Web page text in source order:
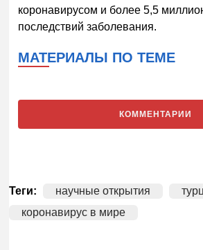
коронавирусом и более 5,5
последствий заболевания.
МАТЕРИАЛЫ ПО ТЕМЕ
КОММЕНТАРИИ
Теги: научные открытия
коронавирус в мире